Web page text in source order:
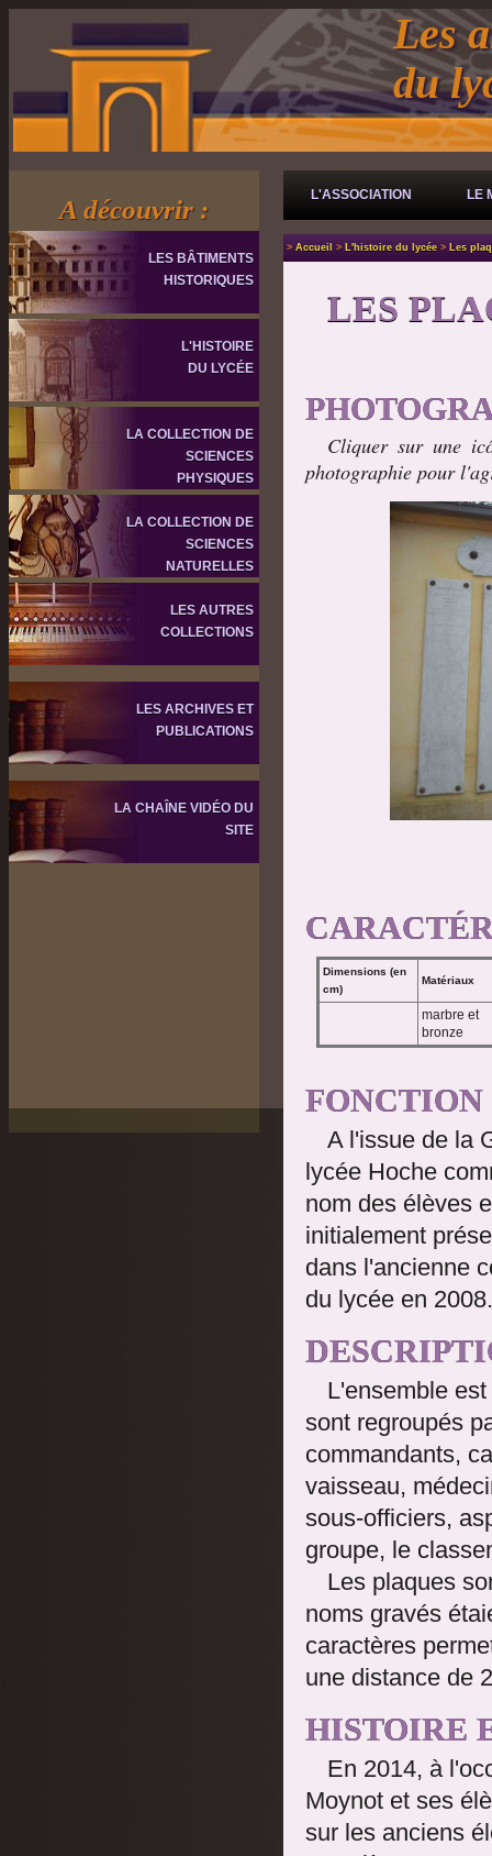
Les
du
A découvrir :
LES BÂTIMENTS
HISTORIQUES
L'HISTOIRE
DU LYCÉE
LA COLLECTION DE
SCIENCES
PHYSIQUES
LA COLLECTION DE
SCIENCES
NATURELLES
LES AUTRES
COLLECTIONS
LES ARCHIVES ET
PUBLICATIONS
LA CHAÎNE VIDÉO DU
SITE
L'ASSOCIATION LE
> Accueil > L'histoire du lycée > Les
LES
Cliquer sur une
photographie pour
Dimensions (en
cm)
Matériaux
marbre et
bronze
FONCTION
A l'issue de la
lycée Hoche
nom des élèves
initialement
dans l'ancienne
du lycée en
L'ensemble
sont regroupés
commandants,
vaisseau,
sous-officiers,
groupe, le
Les plaques
noms gravés
caractères
une distance de
HISTOIRE
En 2014, à
Moynot et ses
sur les anciens